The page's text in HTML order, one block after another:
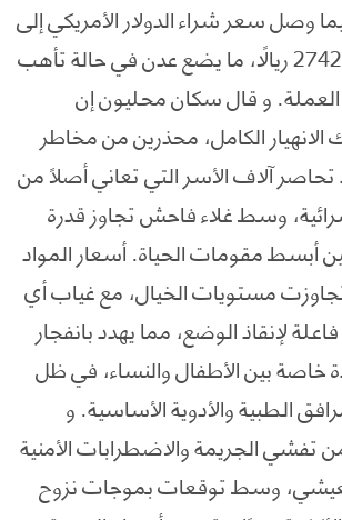
فيما وصل سعر شراء الدولار الأمريكي إلى
2700 ريال، وبيع 2742 ريالًا، ما يضع عدن في حالة تأهب
و قال سكان محليون إن
الكامل، محذرين من مخاطر
آلاف الأسر التي تعاني أصلاً من
وسط غلاء فاحش تجاوز قدرة
أبسط مقومات الحياة. أسعار المواد
تجاوزت مستويات الخيال، مع غياب أي
لإنقاذ الوضع، مما يهدد بانفجار
خاصة بين الأطفال والنساء، في ظل
الطبية والأدوية الأساسية. و
تفشي الجريمة والاضطرابات الأمنية
وسط توقعات بموجات نزوح